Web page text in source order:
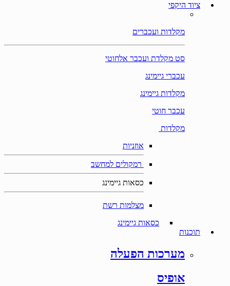
ציוד היקפי
מקלדות ועכברים
סט מקלדת ועכבר אלחוטי
עכברי גיימינג
מקלדות גיימינג
עכבר חוטי
מקלדות
אוזניות
רמקולים למחשב
כסאות גיימינג
מצלמות רשת
כסאות גיימינג
תוכנות
מערכות הפעלה
אופיס